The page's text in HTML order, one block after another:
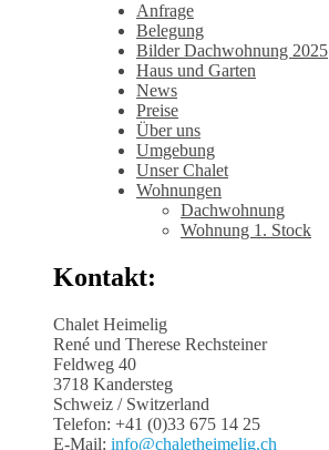
Anfrage
Belegung
Bilder Dachwohnung 2025
Haus und Garten
News
Preise
Über uns
Umgebung
Unser Chalet
Wohnungen
Dachwohnung
Wohnung 1. Stock
Kontakt:
Chalet Heimelig
René und Therese Rechsteiner
Feldweg 40
3718 Kandersteg
Schweiz / Switzerland
Telefon: +41 (0)33 675 14 25
E-Mail: info@chaletheimelig.ch